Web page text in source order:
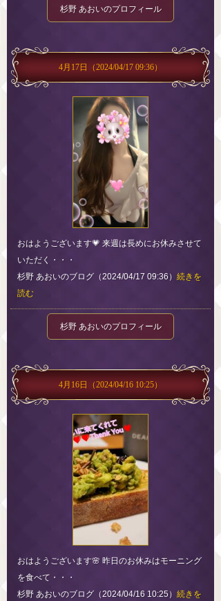
杉野 あおいのプロフィール
4月17日 （2024/04/17 09:36）
おはようございます💗 来週は長めにお休みさせて
いただく・・・
杉野 あおいのブログ（2024/04/17 09:36） 続きを
読む
杉野 あおいのプロフィール
4月16日 （2024/04/16 10:25）
おはようございます🌸 昨日のお休みはモーニング
を食べて・・・
杉野 あおいのブログ（2024/04/16 10:25） 続きを